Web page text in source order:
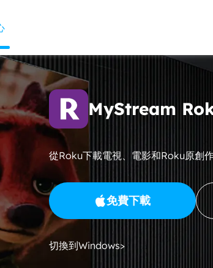
MyStream
從Roku下載電視、電影和Roku原創
免費下載
切換到Windows>